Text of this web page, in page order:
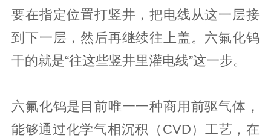
要在指定位置打竖井，把电线从这一层接
到下一层，然后再继续往上盖。六氟化钨
干的就是“往这些竖井里灌电线”这一步。
六氟化钨是目前唯一一种商用前驱气体，
能够通过化学气相沉积（CVD）工艺，在